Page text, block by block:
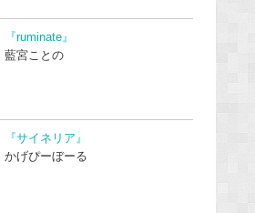
『ruminate』
藍宮ことの
『サイネリア』
かげぴーぼーる